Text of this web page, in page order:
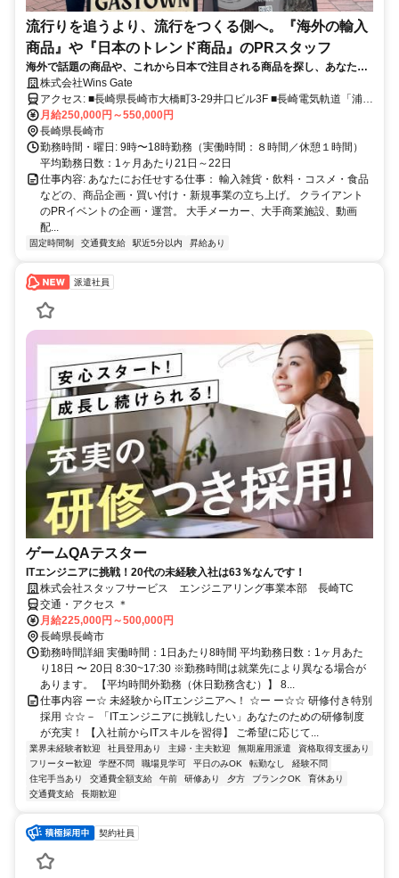
流行りを追うより、流行をつくる側へ。『海外の輸入
商品』や『日本のトレンド商品』のPRスタッフ
海外で話題の商品や、これから日本で注目される商品を探し、あなたの
手で広めていきませんか。
株式会社Wins Gate
アクセス: ■長崎県長崎市大橋町3-29井口ビル3F ■長崎電気軌道「浦上
車庫駅」より徒歩1分
月給250,000円～550,000円
長崎県長崎市
勤務時間・曜日: 9時〜18時勤務（実働時間：８時間／休憩１時間）
平均勤務日数：1ヶ月あたり21日～22日
仕事内容: あなたにお任せする仕事： 輸入雑貨・飲料・コスメ・食品
などの、商品企画・買い付け・新規事業の立ち上げ。 クライアント
のPRイベントの企画・運営。 大手メーカー、大手商業施設、動画
配...
固定時間制 交通費支給 駅近5分以内 昇給あり
派遣社員
ゲームQAテスター
ITエンジニアに挑戦！20代の未経験入社は63％なんです！
株式会社スタッフサービス エンジニアリング事業本部 長崎TC
交通・アクセス ＊
月給225,000円～500,000円
長崎県長崎市
勤務時間詳細 実働時間：1日あたり8時間 平均勤務日数：1ヶ月あた
り18日 〜 20日 8:30~17:30 ※勤務時間は就業先により異なる場合が
あります。 【平均時間外勤務（休日勤務含む）】 8...
仕事内容 ー☆ 未経験からITエンジニアへ！ ☆ー ー☆☆ 研修付き特別
採用 ☆☆－ 「ITエンジニアに挑戦したい」あなたのための研修制度
が充実！ 【入社前からITスキルを習得】 ご希望に応じて...
業界未経験者歓迎 社員登用あり 主婦・主夫歓迎 無期雇用派遣
資格取得支援あり
フリーター歓迎
学歴不問 職場見学可 平日のみOK 転勤なし
経験不問
住宅手当あり
交通費全額支給 午前 研修あり 夕方 ブランクOK
育休あり
交通費支給
長期歓迎
契約社員